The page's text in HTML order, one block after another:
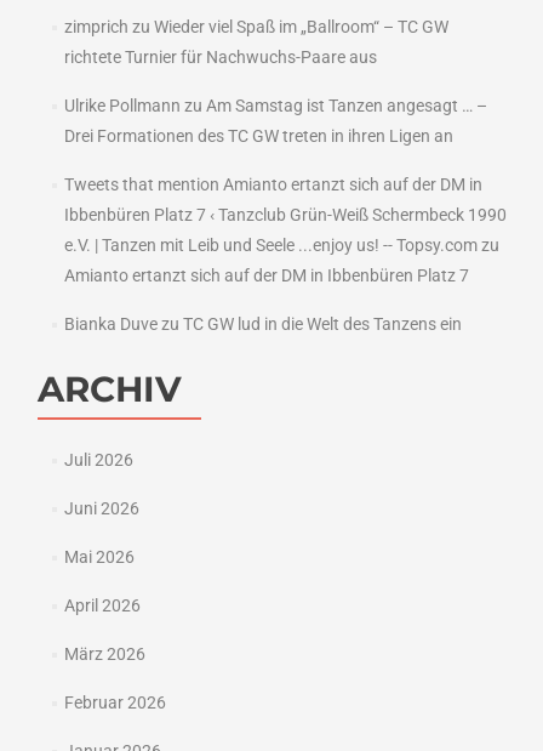
zimprich zu Wieder viel Spaß im „Ballroom“ – TC GW
richtete Turnier für Nachwuchs-Paare aus
Ulrike Pollmann zu Am Samstag ist Tanzen angesagt … –
Drei Formationen des TC GW treten in ihren Ligen an
Tweets that mention Amianto ertanzt sich auf der DM in
Ibbenbüren Platz 7 ‹ Tanzclub Grün-Weiß Schermbeck 1990
e.V. | Tanzen mit Leib und Seele ...enjoy us! -- Topsy.comzu
Amianto ertanzt sich auf der DM in Ibbenbüren Platz 7
Bianka Duvezu TC GW lud in die Welt des Tanzens ein
ARCHIV
Juli 2026
Juni 2026
Mai 2026
April 2026
März 2026
Februar 2026